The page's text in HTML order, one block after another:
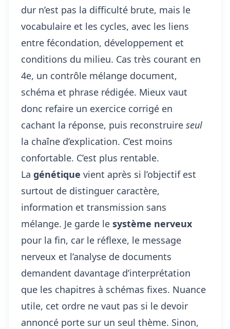
dur n’est pas la difficulté brute, mais le
vocabulaire et les cycles, avec les liens
entre fécondation, développement et
conditions du milieu. Cas très courant en
4e, un contrôle mélange document,
schéma et phrase rédigée. Mieux vaut
donc refaire un exercice corrigé en
cachant la réponse, puis reconstruire seul
la chaîne d’explication. C’est moins
confortable. C’est plus rentable.
La génétique vient après si l’objectif est
surtout de distinguer caractère,
information et transmission sans
mélange. Je garde le système nerveux
pour la fin, car le réflexe, le message
nerveux et l’analyse de documents
demandent davantage d’interprétation
que les chapitres à schémas fixes. Nuance
utile, cet ordre ne vaut pas si le devoir
annoncé porte sur un seul thème. Sinon,